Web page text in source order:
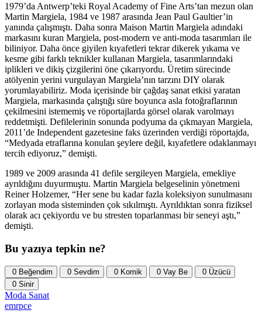
1979’da Antwerp’teki Royal Academy of Fine Arts’tan mezun olan
Martin Margiela, 1984 ve 1987 arasında Jean Paul Gaultier’in
yanında çalışmıştı. Daha sonra Maison Martin Margiela adındaki
markasını kuran Margiela, post-modern ve anti-moda tasarımları ile
biliniyor. Daha önce giyilen kıyafetleri tekrar dikerek yıkama ve
kesme gibi farklı teknikler kullanan Margiela, tasarımlarındaki
iplikleri ve dikiş çizgilerini öne çıkarıyordu. Üretim sürecinde
atölyenin yerini vurgulayan Margiela’nın tarzını DIY olarak
yorumlayabiliriz. Moda içerisinde bir çağdaş sanat etkisi yaratan
Margiela, markasında çalıştığı süre boyunca asla fotoğraflarının
çekilmesini istememiş ve röportajlarda görsel olarak varolmayı
reddetmişti. Defilelerinin sonunda podyuma da çıkmayan Margiela,
2011’de Independent gazetesine faks üzerinden verdiği röportajda,
“Medyada etraflarına konulan şeylere değil, kıyafetlere odaklanmayı
tercih ediyoruz,” demişti.
1989 ve 2009 arasında 41 defile sergileyen Margiela, emekliye
ayrıldığını duyurmuştu. Martin Margiela belgeselinin yönetmeni
Reiner Holzemer, “Her sene bu kadar fazla koleksiyon sunulmasını
zorlayan moda sisteminden çok sıkılmıştı. Ayrıldıktan sonra fiziksel
olarak acı çekiyordu ve bu stresten toparlanması bir seneyi aştı,”
demişti.
Bu yazıya tepkin ne?
0 Beğendim 0 Sevdim 0 Komik 0 Vay Be 0 Üzücü
0 Sinir
Moda Sanat
emrpce